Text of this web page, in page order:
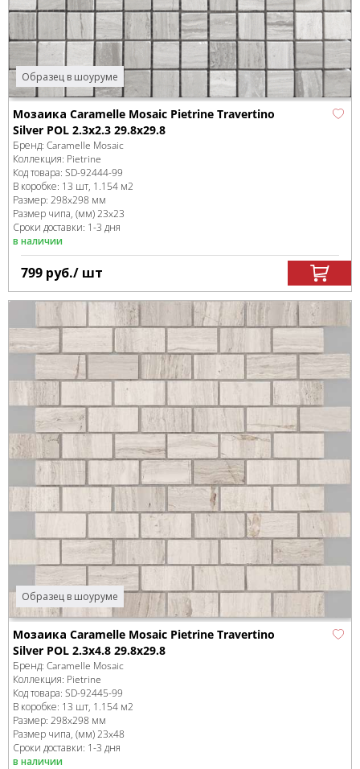
Образец в шоуруме
Мозаика Caramelle Mosaic Pietrine Travertino
Silver POL 2.3x2.3 29.8x29.8
Бренд: Caramelle Mosaic
Коллекция: Pietrine
Код товара: SD-92444-99
В коробке: 13 шт, 1.154 м2
Размер: 298x298 мм
Размер чипа, (мм)23x23
Сроки доставки: 1-3 дня
в наличии
799 руб./ шт
Образец в шоуруме
Мозаика Caramelle Mosaic Pietrine Travertino
Silver POL 2.3x4.8 29.8x29.8
Бренд: Caramelle Mosaic
Коллекция: Pietrine
Код товара: SD-92445-99
В коробке: 13 шт, 1.154 м2
Размер: 298x298 мм
Размер чипа, (мм)23x48
Сроки доставки: 1-3 дня
в наличии